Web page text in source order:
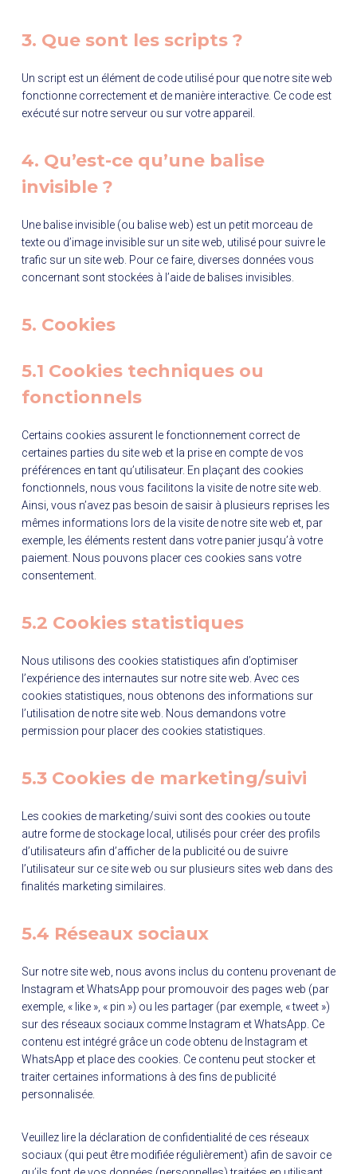
3. Que sont les scripts ?
Un script est un élément de code utilisé pour que notre site web
fonctionne correctement et de manière interactive. Ce code est
exécuté sur notre serveur ou sur votre appareil.
4. Qu’est-ce qu’une balise
invisible ?
Une balise invisible (ou balise web) est un petit morceau de
texte ou d’image invisible sur un site web, utilisé pour suivre le
trafic sur un site web. Pour ce faire, diverses données vous
concernant sont stockées à l’aide de balises invisibles.
5. Cookies
5.1 Cookies techniques ou
fonctionnels
Certains cookies assurent le fonctionnement correct de
certaines parties du site web et la prise en compte de vos
préférences en tant qu’utilisateur. En plaçant des cookies
fonctionnels, nous vous facilitons la visite de notre site web.
Ainsi, vous n’avez pas besoin de saisir à plusieurs reprises les
mêmes informations lors de la visite de notre site web et, par
exemple, les éléments restent dans votre panier jusqu’à votre
paiement. Nous pouvons placer ces cookies sans votre
consentement.
5.2 Cookies statistiques
Nous utilisons des cookies statistiques afin d’optimiser
l’expérience des internautes sur notre site web. Avec ces
cookies statistiques, nous obtenons des informations sur
l’utilisation de notre site web. Nous demandons votre
permission pour placer des cookies statistiques.
5.3 Cookies de marketing/suivi
Les cookies de marketing/suivi sont des cookies ou toute
autre forme de stockage local, utilisés pour créer des profils
d’utilisateurs afin d’afficher de la publicité ou de suivre
l’utilisateur sur ce site web ou sur plusieurs sites web dans des
finalités marketing similaires.
5.4 Réseaux sociaux
Sur notre site web, nous avons inclus du contenu provenant de
Instagram et WhatsApp pour promouvoir des pages web (par
exemple, « like », « pin ») ou les partager (par exemple, « tweet »)
sur des réseaux sociaux comme Instagram et WhatsApp. Ce
contenu est intégré grâce un code obtenu de Instagram et
WhatsApp et place des cookies. Ce contenu peut stocker et
traiter certaines informations à des fins de publicité
personnalisée.
Veuillez lire la déclaration de confidentialité de ces réseaux
sociaux (qui peut être modifiée régulièrement) afin de savoir ce